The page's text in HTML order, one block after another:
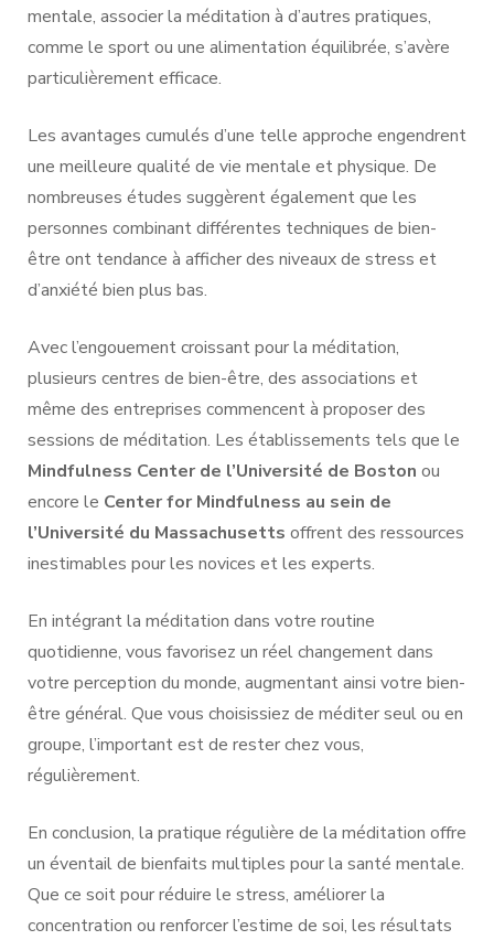
mentale, associer la méditation à d’autres pratiques,
comme le sport ou une alimentation équilibrée, s’avère
particulièrement efficace.
Les avantages cumulés d’une telle approche engendrent
une meilleure qualité de vie mentale et physique. De
nombreuses études suggèrent également que les
personnes combinant différentes techniques de bien-
être ont tendance à afficher des niveaux de stress et
d’anxiété bien plus bas.
Avec l’engouement croissant pour la méditation,
plusieurs centres de bien-être, des associations et
même des entreprises commencent à proposer des
sessions de méditation. Les établissements tels que le
Mindfulness Center de l’Université de Boston ou
encore le Center for Mindfulness au sein de
l’Université du Massachusetts offrent des ressources
inestimables pour les novices et les experts.
En intégrant la méditation dans votre routine
quotidienne, vous favorisez un réel changement dans
votre perception du monde, augmentant ainsi votre bien-
être général. Que vous choisissiez de méditer seul ou en
groupe, l’important est de rester chez vous,
régulièrement.
En conclusion, la pratique régulière de la méditation offre
un éventail de bienfaits multiples pour la santé mentale.
Que ce soit pour réduire le stress, améliorer la
concentration ou renforcer l’estime de soi, les résultats